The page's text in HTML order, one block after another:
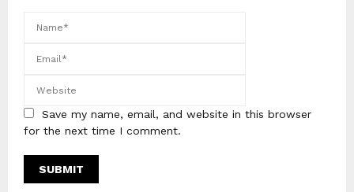
Save my name, email, and website in this browser
for the next time I comment.